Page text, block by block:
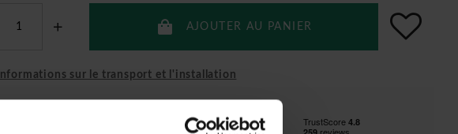
AJOUTER AU PANIER
Informations sur le transport et l'installation
Livraison GRATUITE au BeNeLux!